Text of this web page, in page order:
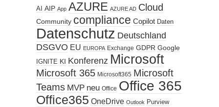
AI AIP App AZURE AZURE AD Cloud
Community compliance Copilot Daten
Datenschutz Deutschland
DSGVO EU EUROPA Exchange GDPR Google
IGNITE KI Konferenz Microsoft
Microsoft 365 Microsoft365 Microsoft
Teams MVP neu Office Office 365
Office365 OneDrive Outlook Purview